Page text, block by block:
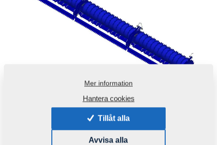
För
nedladdning
Mer information
Hantera cookies
Tillåt alla
Avvisa alla